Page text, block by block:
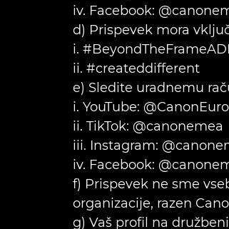
iv. Facebook:
d) Prispevek mora
i.
ii. #createddifferent
e) Sledite uradnemu
i. YouTube:
ii. TikTok: @canonemea
iii. Instagram:
iv. Facebook:
f) Prispevek ne sme
organizacije, razen
g) Vaš profil na